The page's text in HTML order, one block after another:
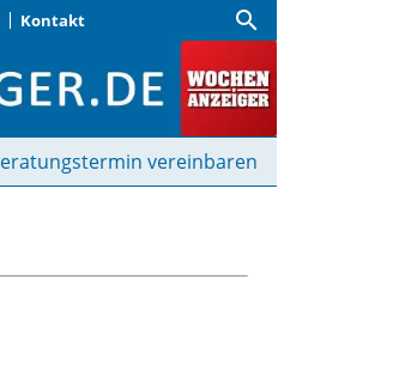
Kontakt search
in
vereinbaren